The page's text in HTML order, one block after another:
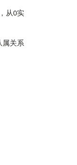
从0实
属关系